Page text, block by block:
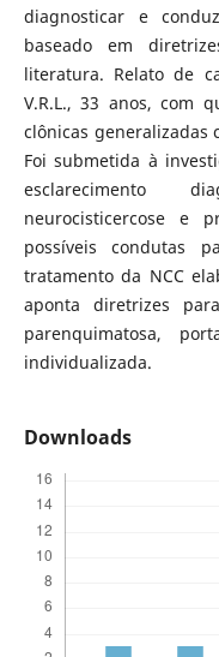
diagnosticar e
baseado em
literatura. Relato de
V.R.L., 33 anos, com
clônicas generalizadas
Foi submetida à
esclarecimento
neurocisticercose e
possíveis condutas
tratamento da NCC
aponta diretrizes
parenquimatosa,
individualizada.
Downloads